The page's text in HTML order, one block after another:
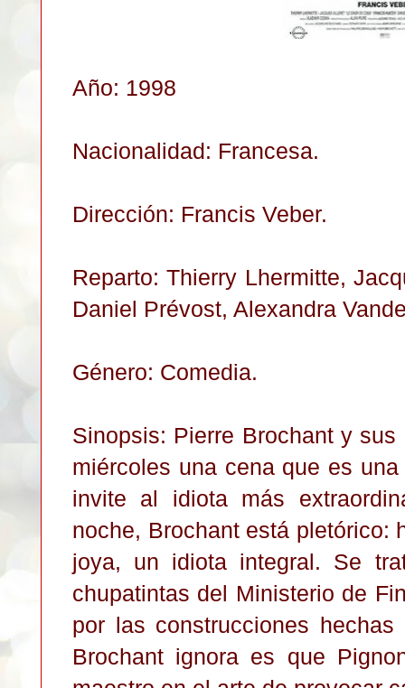
Año: 1998
Nacionalidad: Francesa.
Dirección: Francis Veber.
Reparto: Thierry Lhermitte,
Daniel Prévost, Alexandra
Género: Comedia.
Sinopsis: Pierre Brochant y
miércoles una cena que es
invite al idiota más
noche, Brochant está pletórico:
joya, un idiota integral. Se
chupatintas del Ministerio de
por las construcciones
Brochant ignora es que